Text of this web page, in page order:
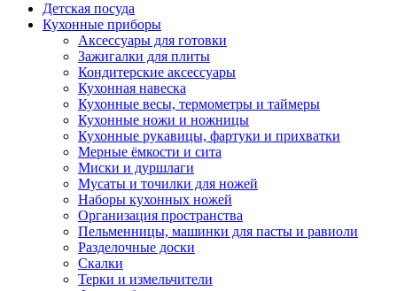
Детская посуда
Кухонные приборы
Аксессуары для готовки
Зажигалки для плиты
Кондитерские аксессуары
Кухонная навеска
Кухонные весы, термометры и таймеры
Кухонные ножи и ножницы
Кухонные рукавицы, фартуки и прихватки
Мерные ёмкости и сита
Миски и дуршлаги
Мусаты и точилки для ножей
Наборы кухонных ножей
Организация пространства
Пельменницы, машинки для пасты и равиоли
Разделочные доски
Скалки
Терки и измельчители